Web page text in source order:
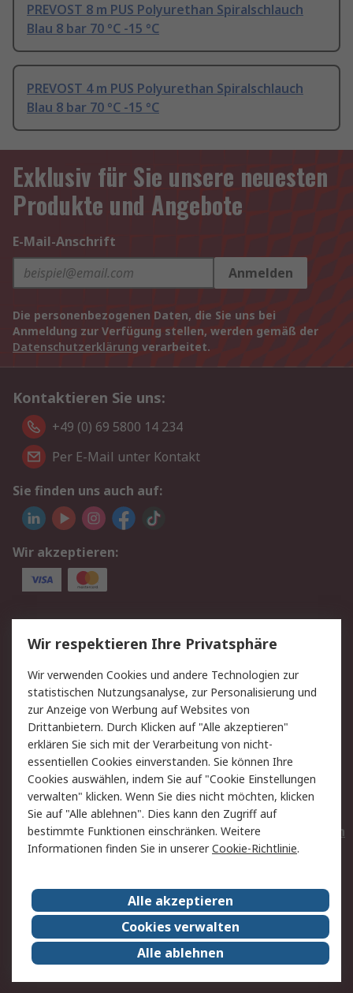
PREVOST 8 m PUS Polyurethan Spiralschlauch
Blau 8 bar 70 °C -15 °C
PREVOST 4 m PUS Polyurethan Spiralschlauch
Blau 8 bar 70 °C -15 °C
Exklusiv für Sie unsere neuesten
Produkte und Angebote
E-Mail-Anschrift
Anmelden
Die personenbezogenen Daten, die Sie uns bei
Anmeldung zur Verfügung stellen, werden gemäß der
Datenschutzerklärung verarbeitet.
Kontaktieren Sie uns:
+49 (0) 69 5800 14 234
Per E-Mail unter Kontakt
Sie finden uns auch auf:
Wir akzeptieren:
Service
Value Added Services
Lieferlösungen
Rücksendungen
Kontakt
Hilfe
Privatkunden
Rechtliches
AGB
Datenschutz
Cookie-Richtlinie
Zahlungsbedingungen
Copyright/Impressum
Entsorgung
Elektrogeräte/Batterien
RS weltweit
Karriere bei RS
Nachhaltigkeit
Qualität/Umwelt/ZertifikatePresse-Center
Event-Center
Wir respektieren Ihre Privatsphäre
Wir verwenden Cookies und andere Technologien zur
statistischen Nutzungsanalyse, zur Personalisierung und
zur Anzeige von Werbung auf Websites von
Drittanbietern. Durch Klicken auf "Alle akzeptieren"
erklären Sie sich mit der Verarbeitung von nicht-
essentiellen Cookies einverstanden. Sie können Ihre
Cookies auswählen, indem Sie auf "Cookie Einstellungen
verwalten" klicken. Wenn Sie dies nicht möchten, klicken
Sie auf "Alle ablehnen". Dies kann den Zugriff auf
bestimmte Funktionen einschränken. Weitere
Informationen finden Sie in unsererCookie-Richtlinie.
Alle akzeptieren
Cookies verwalten
Alle ablehnen